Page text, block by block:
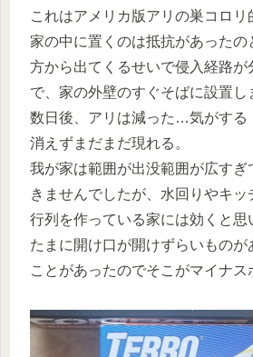
これはアメリカ版アリの巣コロリ
家の中に置くのは抵抗があったの
方から出てくるせいで侵入経路が
で、家の外壁のすぐそばに設置し
数日後、アリは減った…気がする
消えずまだまだ現れる。
我が家は範囲が出没範囲が広すぎ
きませんでしたが、水回りやキッ
行列を作っている家には効くと思
たまに開け口が開けずらいものが
ことがあったのでそこがマイナス